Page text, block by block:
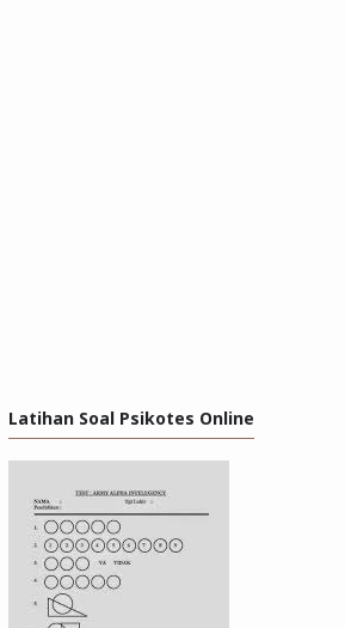
Latihan Soal Psikotes Online